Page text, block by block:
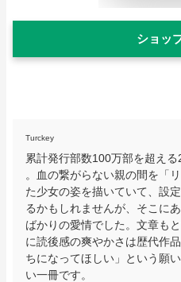
ショッ
Turckey
累計発行部数100万部を超え
。血の繋がらない親の間を「
た少女の姿を描いていて、設
るかもしれませんが、そこに
ばかりの愛情でした。文章も
に読後感の爽やかさは歴代作
ちになってほしい」という願
い一冊です。